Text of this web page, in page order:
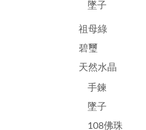
墜子
祖母綠
碧璽
天然水晶
手鍊
墜子
108佛珠